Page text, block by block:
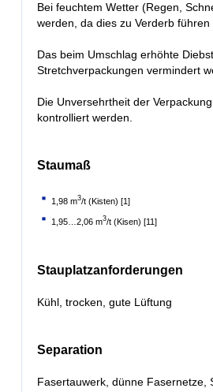
Bei feuchtem Wetter (Regen,
werden, da dies zu Verderb führen
Das beim Umschlag erhöhte
Stretchverpackungen vermindert
Die Unversehrtheit der
kontrolliert werden.
Staumaß
1,98 m3/t (Kisten) [1]
1,95…2,06 m3/t (Kisen) [11]
Stauplatzanforderungen
Kühl, trocken, gute Lüftung
Separation
Fasertauwerk, dünne Fasernetze,